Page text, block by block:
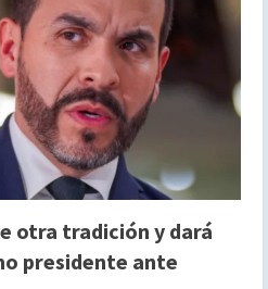
otra tradición y dará
presidente ante